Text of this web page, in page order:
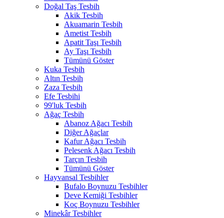
Doğal Taş Tesbih
Akik Tesbih
Akuamarin Tesbih
Ametist Tesbih
Apatit Taşı Tesbih
Ay Taşı Tesbih
Tümünü Göster
Kuka Tesbih
Altın Tesbih
Zaza Tesbih
Efe Tesbihi
99'luk Tesbih
Ağaç Tesbih
Abanoz Ağacı Tesbih
Diğer Ağaçlar
Kafur Ağacı Tesbih
Pelesenk Ağacı Tesbih
Tarçın Tesbih
Tümünü Göster
Hayvansal Tesbihler
Bufalo Boynuzu Tesbihler
Deve Kemiği Tesbihler
Koç Boynuzu Tesbihler
Minekâr Tesbihler